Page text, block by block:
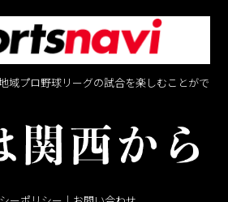
域プロ野球リーグの試合を楽しむことがで